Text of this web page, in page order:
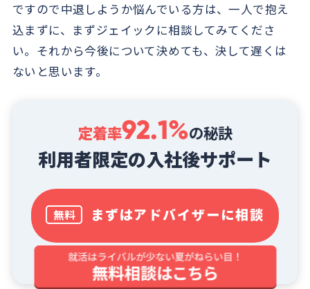
ですので中退しようか悩んでいる方は、一人で抱え
込まずに、まずジェイックに相談してみてくださ
い。それから今後について決めても、決して遅くは
ないと思います。
定着率92.1%の秘訣
利用者限定の入社後サポート
※2023/2～2023/7に入社した人材の3か月定着率
無料 まずはアドバイザーに相談